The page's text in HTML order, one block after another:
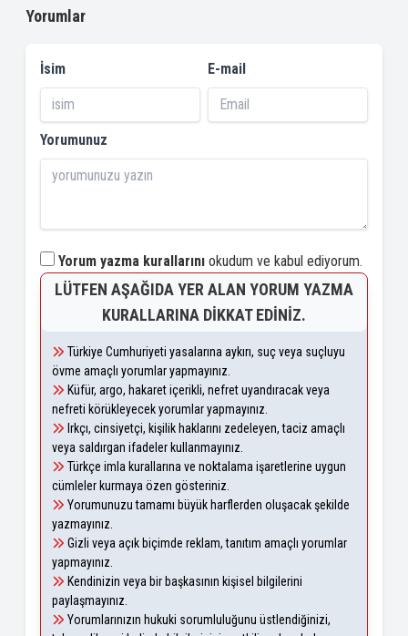
Yorumlar
İsim E-mail
Yorumunuz
Yorum yazma kurallarını okudum ve kabul ediyorum.
LÜTFEN AŞAĞIDA YER ALAN YORUM YAZMA
KURALLARINA DIKKAT EDINIZ.
Türkiye Cumhuriyeti yasalarına aykırı, suç veya suçluyu
övme amaçlı yorumlar yapmayınız.
Küfür, argo, hakaret içerikli, nefret uyandıracak veya
nefreti körükleyecek yorumlar yapmayınız.
Irkçı, cinsiyetçi, kişilik haklarını zedeleyen, taciz amaçlı
veya saldırgan ifadeler kullanmayınız.
Türkçe imla kurallarına ve noktalama işaretlerine uygun
cümleler kurmaya özen gösteriniz.
Yorumunuzu tamamı büyük harflerden oluşacak şekilde
yazmayınız.
Gizli veya açık biçimde reklam, tanıtım amaçlı yorumlar
yapmayınız.
Kendinizin veya bir başkasının kişisel bilgilerini
paylaşmayınız.
Yorumlarınızın hukuki sorumluluğunu üstlendiğinizi,